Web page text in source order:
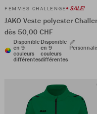
FEMMES CHALLENGE SALE!
JAKO Veste polyester
dès 50,00 CHF
Disponible
en 9
couleurs
différentes
Disponible
en 9
couleurs
différentes